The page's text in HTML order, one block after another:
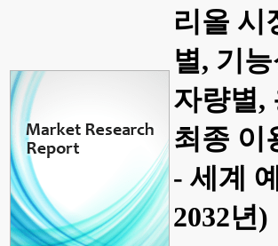
리올 시
별, 기
자량별,
최종 이
- 세계
2032년)